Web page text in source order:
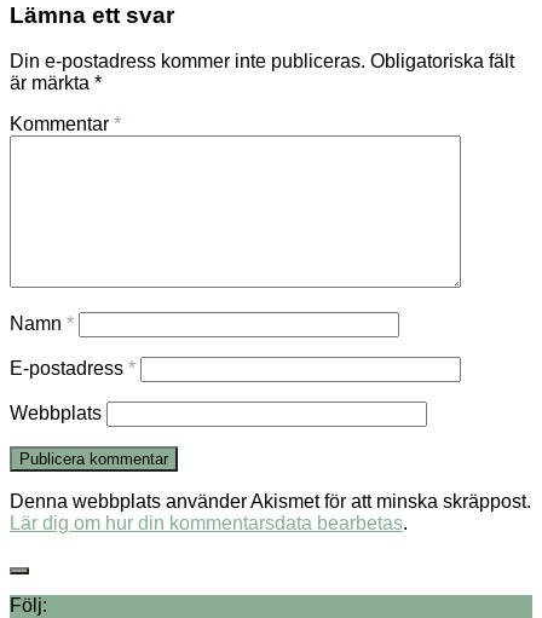
Lämna ett svar
Din e-postadress kommer inte publiceras. Obligatoriska fält
är märkta *
Kommentar *
Namn *
E-postadress *
Webbplats
Denna webbplats använder Akismet för att minska skräppost.
Lär dig om hur din kommentarsdata bearbetas.
Följ: